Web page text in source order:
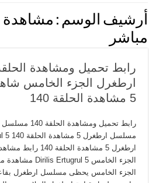
أرشيف الوسم :
مباشر
ارطغرل الجزء الخامس
5 مشاهدة الحلقة 140
رابط تحميل
الجزء الخامس يحظى مسلسل ارطغرل